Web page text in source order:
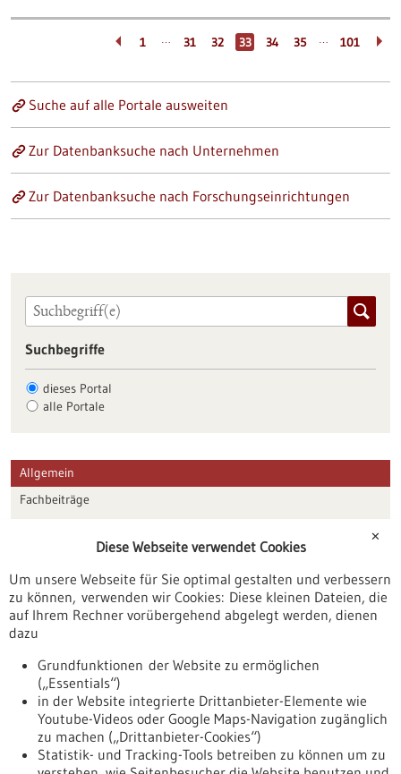
1 … 31 32 33 34 35 … 101
Suche auf alle Portale ausweiten
Zur Datenbanksuche nach Unternehmen
Zur Datenbanksuche nach Forschungseinrichtungen
Suchbegriffe
dieses Portal
alle Portale
Allgemein
Fachbeiträge
Veranstaltungen
Erscheinungsdatum
✕
Diese Webseite verwendet Cookies
Um unsere Webseite für Sie optimal gestalten und verbessern
zu können, verwenden wir Cookies: Diese kleinen Dateien, die
auf Ihrem Rechner vorübergehend abgelegt werden, dienen
dazu
Grundfunktionen der Website zu ermöglichen
(„Essentials“)
in der Website integrierte Drittanbieter-Elemente wie
Youtube-Videos oder Google Maps-Navigation zugänglich
zu machen („Drittanbieter-Cookies“)
Statistik- und Tracking-Tools betreiben zu können um zu